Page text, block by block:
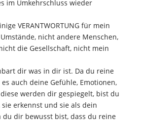
im Umkehrschluss wieder
VERANTWORTUNG für mein
nicht andere Menschen,
die Gesellschaft, nicht mein
dir was in dir ist. Da du reine
auch deine Gefühle, Emotionen,
werden dir gespiegelt, bist du
erkennst und sie als dein
du dir bewusst bist, dass du reine